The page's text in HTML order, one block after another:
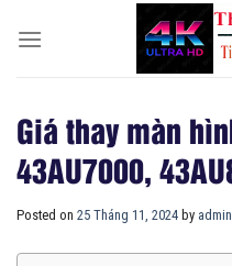
Giá thay màn
43AU7000,
Posted on 25 Tháng 11, 2024 by admin